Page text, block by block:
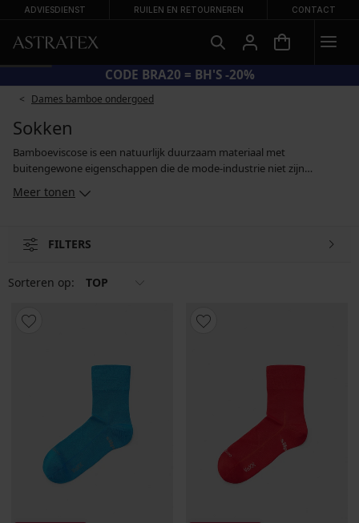
ADVIESDIENST RUILEN EN RETOURNEREN CONTACT
CODE BRA20 = BH'S -20%
Dames bamboe ondergoed
Sokken
Bamboeviscose is een natuurlijk duurzaam materiaal met
buitengewone eigenschappen die de mode-industrie niet zijn
ongewenste geurtjes, hebben een antibacteriële werking en houden
wandelingen. Als je bamboe sokken eenmaal hebt uitgeprobeerd, is
Meer tonen
FILTERS
Sorteren op: TOP